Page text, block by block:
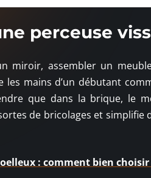
perceuse
miroir, assembler un
mains d’un débutant
que dans la brique, le
de bricolages et
: comment bien